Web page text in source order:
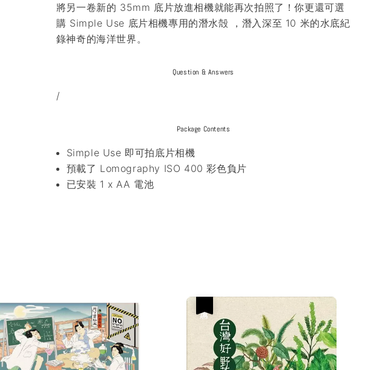
將另一卷新的 35mm 底片放進相機就能再次拍照了！你更還可選
購 Simple Use 底片相機專用的潛水殻 ，潛入深至 10 米的水底紀
錄神奇的海洋世界。
Question & Answers
/
Package Contents
Simple Use 即可拍底片相機
預載了 Lomography ISO 400 彩色負片
已安裝 1 x AA 電池